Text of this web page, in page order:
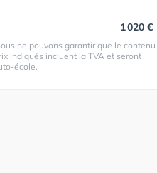
1 020 €
ne pouvons garantir que le contenu
indiqués incluent la TVA et seront
école.